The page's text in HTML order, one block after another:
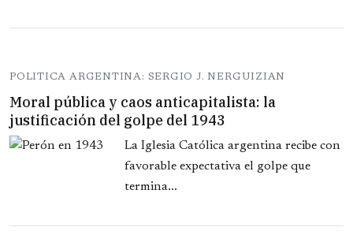
POLITICA ARGENTINA: SERGIO J. NERGUIZIAN
Moral pública y caos anticapitalista: la
justificación del golpe del 1943
La Iglesia Católica argentina recibe con
favorable expectativa el golpe que
termina...